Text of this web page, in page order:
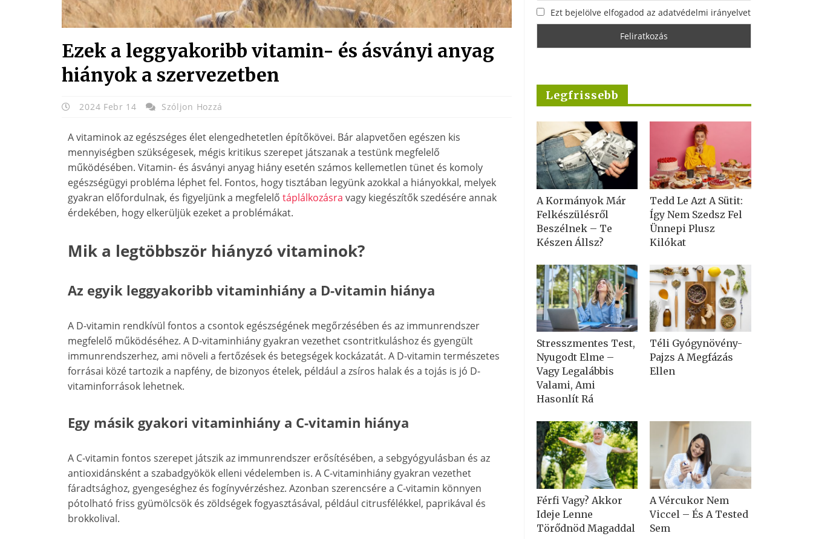
Ezek a leggyakoribb vitamin- és ásványi anyag
hiányok a szervezetben
2024 Febr 14 Szóljon Hozzá
A vitaminok az egészséges élet elengedhetetlen építőkövei. Bár alapvetően egészen kis
mennyiségben szükségesek, mégis kritikus szerepet játszanak a testünk megfelelő
működésében. Vitamin- és ásványi anyag hiány esetén számos kellemetlen tünet és komoly
egészségügyi probléma léphet fel. Fontos, hogy tisztában legyünk azokkal a hiányokkal, melyek
gyakran előfordulnak, és figyeljünk a megfelelő táplálkozásra vagy kiegészítők szedésére annak
érdekében, hogy elkerüljük ezeket a problémákat.
Mik a legtöbbször hiányzó vitaminok?
Az egyik leggyakoribb vitaminhiány a D-vitamin hiánya
A D-vitamin rendkívül fontos a csontok egészségének megőrzésében és az immunrendszer
megfelelő működéséhez. A D-vitaminhiány gyakran vezethet csontritkuláshoz és gyengült
immunrendszerhez, ami növeli a fertőzések és betegségek kockázatát. A D-vitamin természetes
forrásai közé tartozik a napfény, de bizonyos ételek, például a zsíros halak és a tojás is jó D-
vitaminforrások lehetnek.
Egy másik gyakori vitaminhiány a C-vitamin hiánya
A C-vitamin fontos szerepet játszik az immunrendszer erősítésében, a sebgyógyulásban és az
antioxidánsként a szabadgyökök elleni védelemben is. A C-vitaminhiány gyakran vezethet
fáradtsághoz, gyengeséghez és fogínyvérzéshez. Azonban szerencsére a C-vitamin könnyen
pótolható friss gyümölcsök és zöldségek fogyasztásával, például citrusfélékkel, paprikával és
brokkolival.
Ezt bejelölve elfogadod az adatvédelmi irányelvet
Legfrissebb
A Kormányok Már
Felkészülésről
Beszélnek – Te
Készen Állsz?
Tedd Le Azt A Sütit:
Így Nem Szedsz Fel
Ünnepi Plusz
Kilókat
Stresszmentes Test,
Nyugodt Elme –
Vagy Legalábbis
Valami, Ami
Hasonlít Rá
Téli Gyógynövény-
Pajzs A Megfázás
Ellen
Férfi Vagy? Akkor
Ideje Lenne
Törődnöd Magaddal
A Vércukor Nem
Viccel – És A Tested
Sem